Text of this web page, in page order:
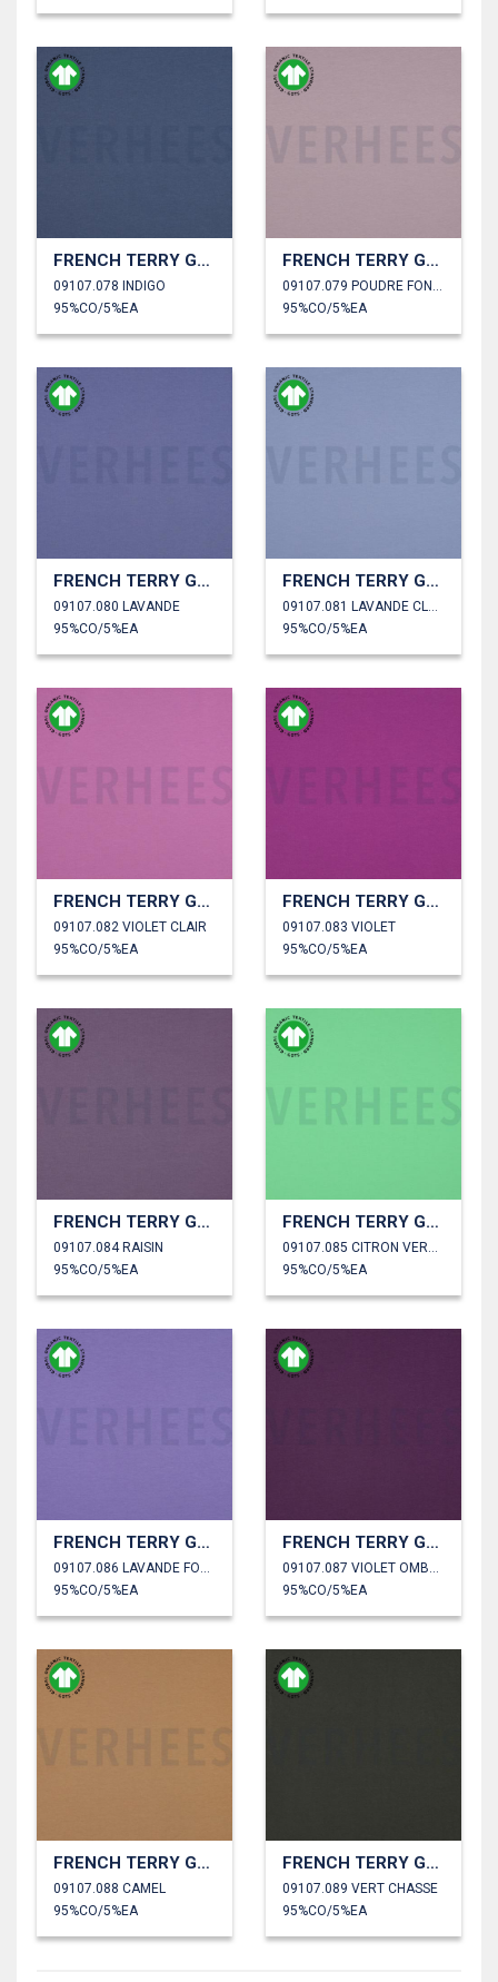
FRENCH TERRY GOTS
09107.078 INDIGO
95%CO/5%EA
FRENCH TERRY GOTS
95%CO/5%EA
FRENCH TERRY GOTS
09107.080 LAVANDE
95%CO/5%EA
FRENCH TERRY GOTS
95%CO/5%EA
FRENCH TERRY GOTS
09107.082 VIOLET CLAIR
95%CO/5%EA
FRENCH TERRY GOTS
09107.083 VIOLET
95%CO/5%EA
FRENCH TERRY GOTS
09107.084 RAISIN
95%CO/5%EA
FRENCH TERRY GOTS
95%CO/5%EA
FRENCH TERRY GOTS
95%CO/5%EA
FRENCH TERRY GOTS
95%CO/5%EA
FRENCH TERRY GOTS
09107.088 CAMEL
95%CO/5%EA
FRENCH TERRY GOTS
09107.089 VERT CHASSE
95%CO/5%EA